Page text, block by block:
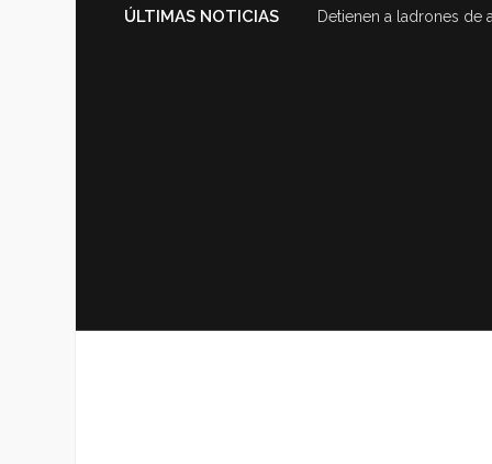
ÚLTIMAS NOTICIAS Detienen a ladrones de